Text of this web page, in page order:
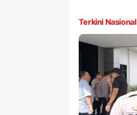
Terkini Nasional